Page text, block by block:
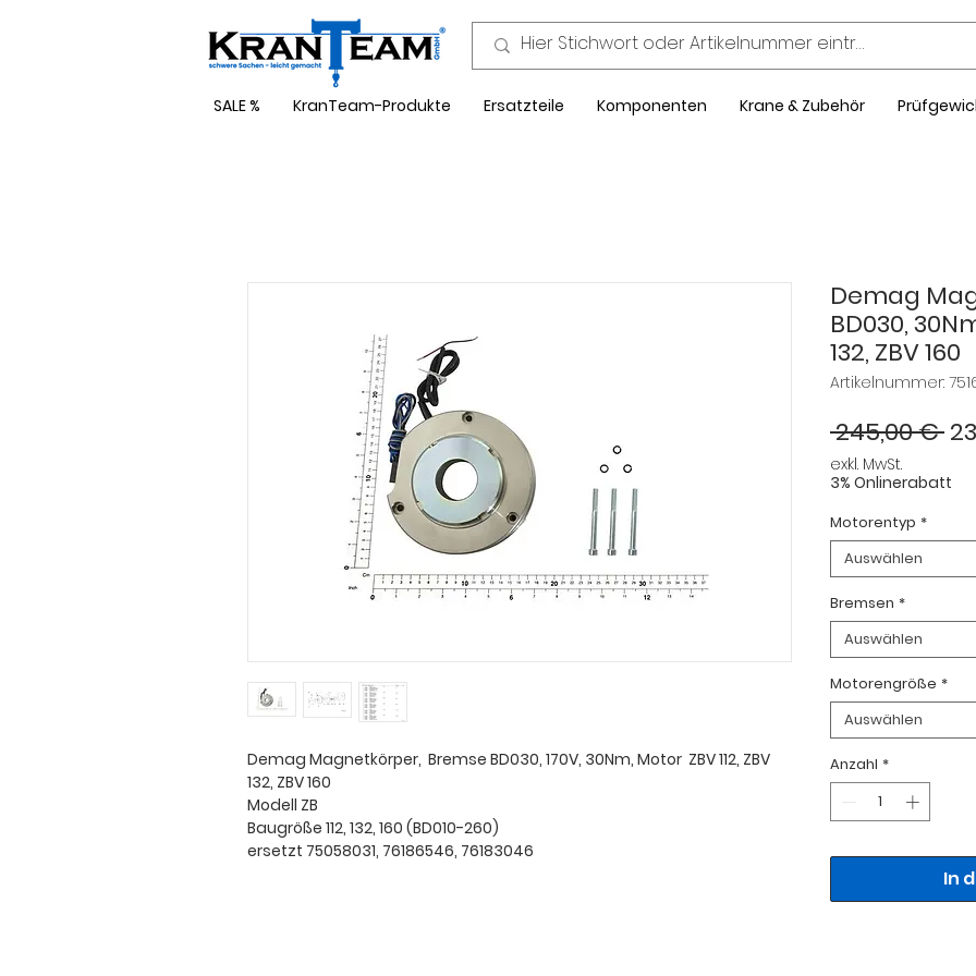
SALE % KranTeam-Produkte Ersatzteile Komponenten Krane & Zubehör
Demag Magnetkörper, Bremse BD030, 170V, 30Nm, Motor ZBV 112, ZBV
132, ZBV 160
Modell ZB
Baugröße 112, 132, 160 (BD010-260)
ersetzt 75058031, 76186546, 76183046
Demag
BD030,
132, ZBV 160
Artikelnummer:
245,00 €
exkl. MwSt.
3% Onlinerabatt
Motorentyp *
Auswählen
Bremsen *
Auswählen
Motorengröße *
Auswählen
Anzahl *
In